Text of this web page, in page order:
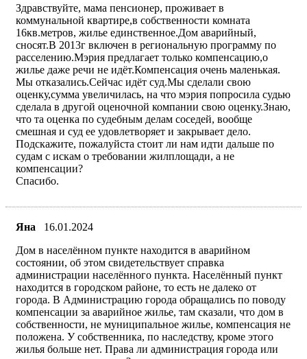
Здравствуйте, мама пенсионер, проживает в
коммунальной квартире,в собственности комната
16кв.метров, жилье единственное.Дом аварийный,
сносят.В 2013г включен в региональную программу по
расселению.Мэрия предлагает только компенсацию,о
жилье даже речи не идёт.Компенсация очень маленькая.
Мы отказались.Сейчас идёт суд.Мы сделали свою
оценку,сумма увеличилась, на что мэрия попросила судью
сделала в другой оценочной компании свою оценку.Знаю,
что та оценка по судебным делам соседей, вообще
смешная и суд ее удовлетворяет и закрывает дело.
Подскажите, пожалуйста стоит ли нам идти дальше по
судам с искам о требовании жилплощади, а не
компенсации?
Спасибо.
Яна
16.01.2024
Дом в населённом пункте находится в аварийном
состоянии, об этом свидетельствует справка
администрации населённого пункта. Населённый пункт
находится в городском районе, то есть не далеко от
города. В Администрацию города обращались по поводу
компенсации за аварийное жилье, там сказали, что дом в
собственности, не муниципальное жилье, компенсация не
положена. У собственника, по наследству, кроме этого
жилья больше нет. Права ли администрация города или